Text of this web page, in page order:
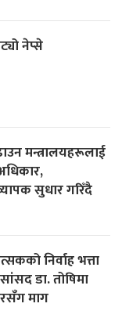
नेप्से
मन्त्रालयहरूलाई
सुधार गरिँदै
निर्वाह भत्ता
डा. तोषिमा
माग